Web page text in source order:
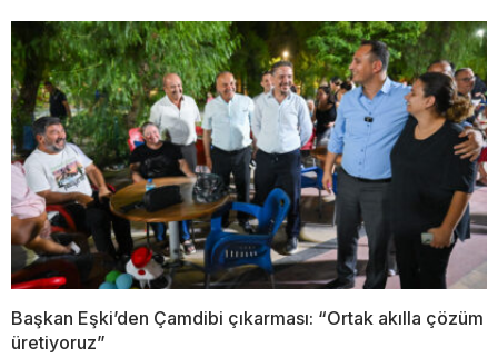
Başkan Eşki’den Çamdibi çıkarması: “Ortak akılla çözüm
üretiyoruz”